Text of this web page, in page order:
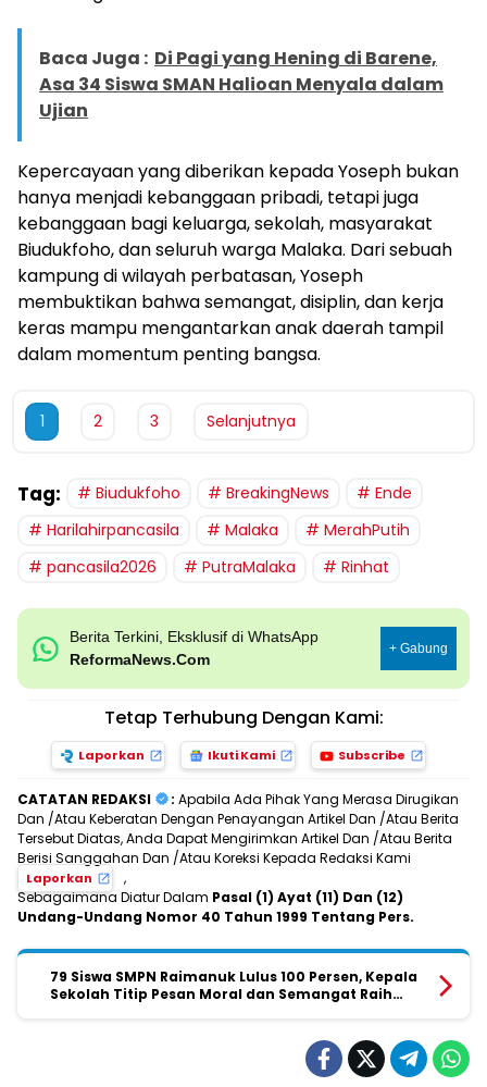
Baca Juga : Di Pagi yang Hening di Barene,
Asa 34 Siswa SMAN Halioan Menyala dalam
Ujian
Kepercayaan yang diberikan kepada Yoseph bukan
hanya menjadi kebanggaan pribadi, tetapi juga
kebanggaan bagi keluarga, sekolah, masyarakat
Biudukfoho, dan seluruh warga Malaka. Dari sebuah
kampung di wilayah perbatasan, Yoseph
membuktikan bahwa semangat, disiplin, dan kerja
keras mampu mengantarkan anak daerah tampil
dalam momentum penting bangsa.
1 2 3 Selanjutnya
Tag: Biudukfoho BreakingNews
Ende
Harilahirpancasila
Malaka
MerahPutih
pancasila2026
PutraMalaka Rinhat
Berita Terkini, Eksklusif di WhatsApp
ReformaNews.Com
+ Gabung
Tetap Terhubung Dengan Kami:
Laporkan Ikuti Kami Subscribe
CATATAN REDAKSI : Apabila Ada Pihak Yang Merasa Dirugikan
Dan /Atau Keberatan Dengan Penayangan Artikel Dan /Atau Berita
Tersebut Diatas, Anda Dapat Mengirimkan Artikel Dan /Atau Berita
Berisi Sanggahan Dan /Atau Koreksi Kepada Redaksi Kami
Laporkan
,
Sebagaimana Diatur Dalam Pasal (1) Ayat (11) Dan (12)
Undang-Undang Nomor 40 Tahun 1999 Tentang Pers.
79 Siswa SMPN Raimanuk Lulus 100 Persen, Kepala
Sekolah Titip Pesan Moral dan Semangat Raih